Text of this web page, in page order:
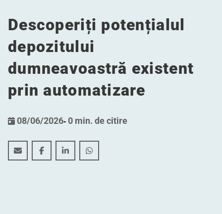
Descoperiți potențialul
depozitului
dumneavoastră existent
prin automatizare
08/06/2026- 0 min. de citire
Descoperiți potențialul depozitului dumneavoastră
Descoperiți potențialul depozitului
Descoperiți potențialul depozitului
Descoperiți potențialul